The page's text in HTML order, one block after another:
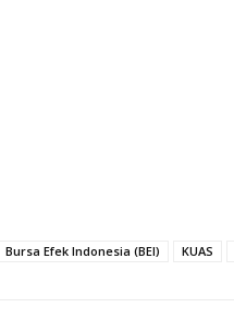
Bursa Efek Indonesia (BEI) KUAS